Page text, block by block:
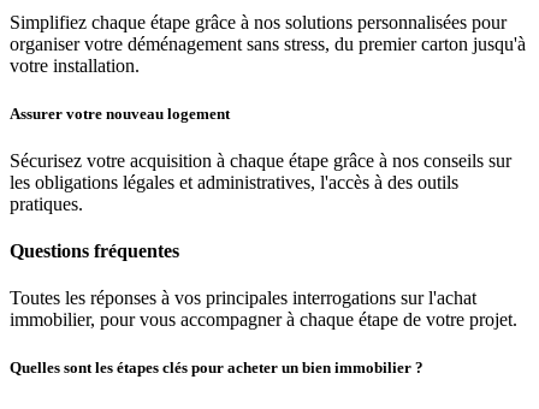
Simplifiez chaque étape grâce à nos solutions personnalisées pour
organiser votre déménagement sans stress, du premier carton jusqu'à
votre installation.
Assurer votre nouveau logement
Sécurisez votre acquisition à chaque étape grâce à nos conseils sur
les obligations légales et administratives, l'accès à des outils
pratiques.
Questions fréquentes
Toutes les réponses à vos principales interrogations sur l'achat
immobilier, pour vous accompagner à chaque étape de votre projet.
Quelles sont les étapes clés pour acheter un bien immobilier ?